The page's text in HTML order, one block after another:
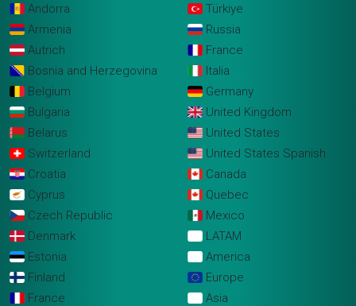
Andorra
Armenia
Autrich
Bosnia and Herzegovina
Belgium
Bulgaria
Belarus
Switzerland
Croatia
Cyprus
Czech Republic
Denmark
Estonia
Finland
France
Türkiye
Russia
France
Italia
Germany
United Kingdom
United States
United States Spanish
Canada
Quebec
Mexico
LATAM
America
Europe
Asia